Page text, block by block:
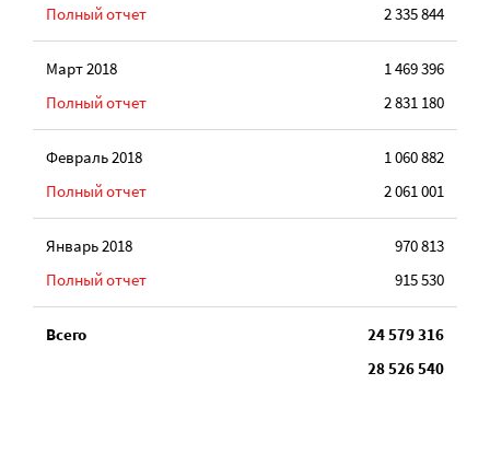
2 335 844
Полный отчет
Март 2018
1 469 396
2 831 180
Полный отчет
Февраль 2018
1 060 882
2 061 001
Полный отчет
Январь 2018
970 813
915 530
Полный отчет
Всего
24 579 316
28 526 540